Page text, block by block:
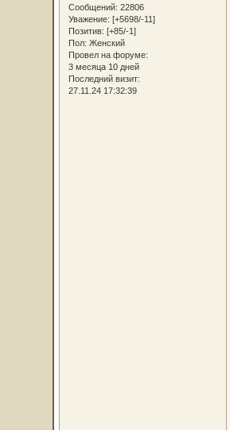
Сообщений: 22806
Уважение: [+5698/-11]
Позитив: [+85/-1]
Пол: Женский
Провел на форуме:
3 месяца 10 дней
Последний визит:
27.11.24 17:32:39